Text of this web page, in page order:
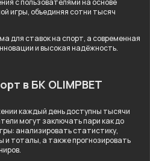
с пользователями на основе
игры, объединяя сотни тысяч
для ставок на спорт, а современная
и высокая надёжность.
в БК OLIMPBET
каждый день доступны тысячи
могут заключать пари как до
анализировать статистику,
и тоталы, а также прогнозировать